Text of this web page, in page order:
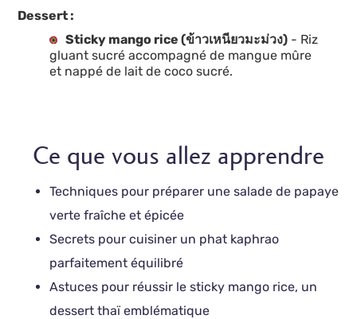
Dessert :
Sticky mango rice (ข้าวเหนียวมะม่วง) - Riz
gluant sucré accompagné de mangue mûre
et nappé de lait de coco sucré.
Ce que vous allez apprendre
Techniques pour préparer une salade de papaye
verte fraîche et épicée
Secrets pour cuisiner un phat kaphrao
parfaitement équilibré
Astuces pour réussir le sticky mango rice, un
dessert thaï emblématique